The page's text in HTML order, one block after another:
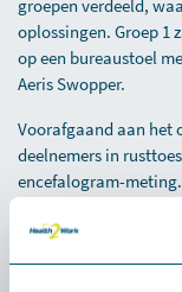
groepen verdeeld,
oplossingen. Groep 1
op een bureaustoel
Aeris Swopper.
Voorafgaand aan het
deelnemers in
encefalogram-
deelnemers opnieuw